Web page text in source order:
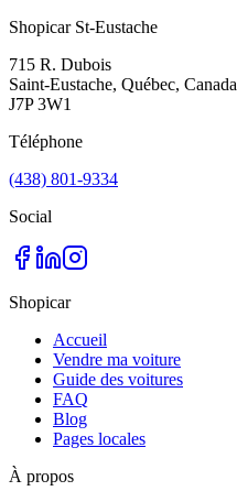
Shopicar St-Eustache
715 R. Dubois
Saint-Eustache, Québec, Canada
J7P 3W1
Téléphone
(438) 801-9334
Social
Shopicar
Accueil
Vendre ma voiture
Guide des voitures
FAQ
Blog
Pages locales
À propos